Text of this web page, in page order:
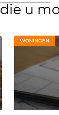
die u
WONINGEN